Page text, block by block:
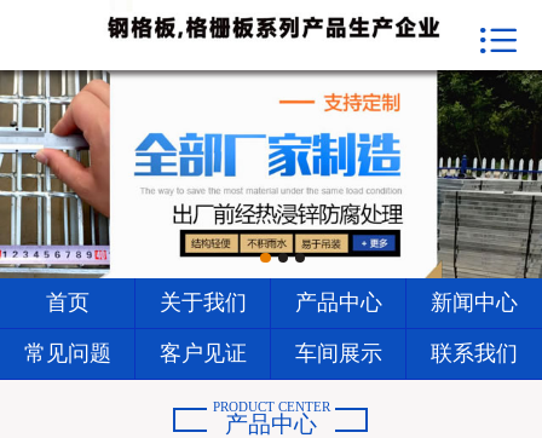
 首页
关于我们
产品中心
新闻中心
常见问题
客户见证

首页 关于我们 产品中心 新闻中心
常见问题 客户见证 车间展示 联系我们
PRODUCT CENTER
产品中心